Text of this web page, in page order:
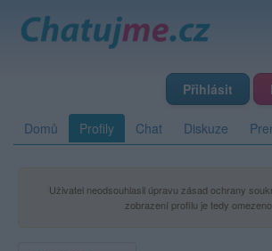
Přihlásit
Domů Profily Chat Diskuze
Uživatel neodsouhlasil úpravu zásad ochrany
zobrazení profilu je tedy omezeno.